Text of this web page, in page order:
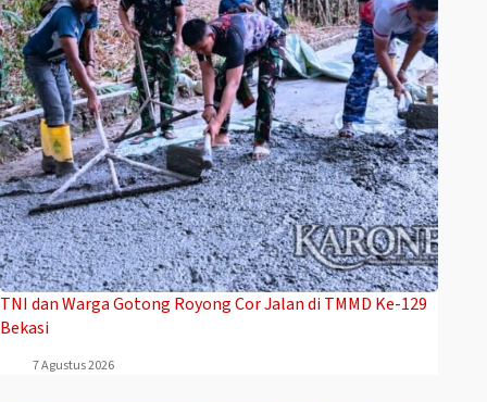
TNI dan Warga Gotong Royong Cor Jalan di TMMD Ke-129
Bekasi
7 Agustus 2026